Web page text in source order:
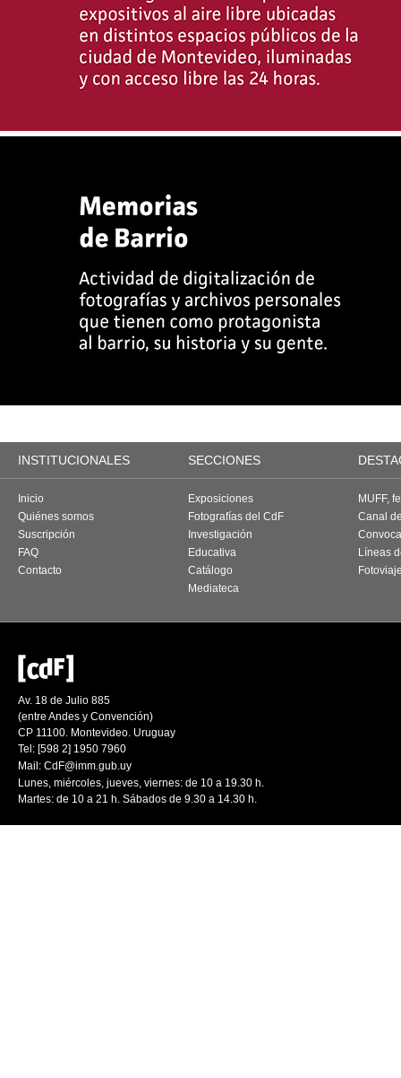
INSTITUCIONALES SECCIONES
Inicio
Quiénes somos
Suscripción
FAQ
Contacto
Exposiciones
Fotografías del CdF
Investigación
Educativa
Catálogo
Mediateca
MUFF,
Canal
Líneas
Av. 18 de Julio 885
(entre Andes y Convención)
CP 11100. Montevideo. Uruguay
Tel: [598 2] 1950 7960
Mail: CdF@imm.gub.uy
Lunes, miércoles, jueves, viernes: de 10 a 19.30 h.
Martes: de 10 a 21 h. Sábados de 9.30 a 14.30 h.